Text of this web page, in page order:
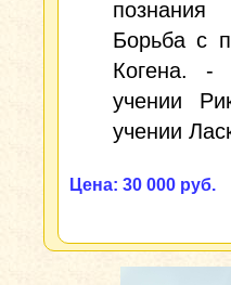
Борьба с
Когена. -
учении
учении
Цена: 30 000 руб.